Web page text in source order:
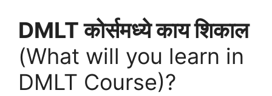
DMLT कोर्समध्ये काय शिकाल
(What will you learn in
DMLT Course)?